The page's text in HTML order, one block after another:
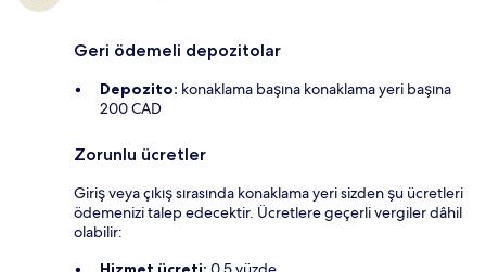
Geri ödemeli depozitolar
Depozito: konaklama başına konaklama yeri başına
200 CAD
Zorunlu ücretler
Giriş veya çıkış sırasında konaklama yeri sizden şu ücretleri
ödemenizi talep edecektir. Ücretlere geçerli vergiler dâhil
olabilir: